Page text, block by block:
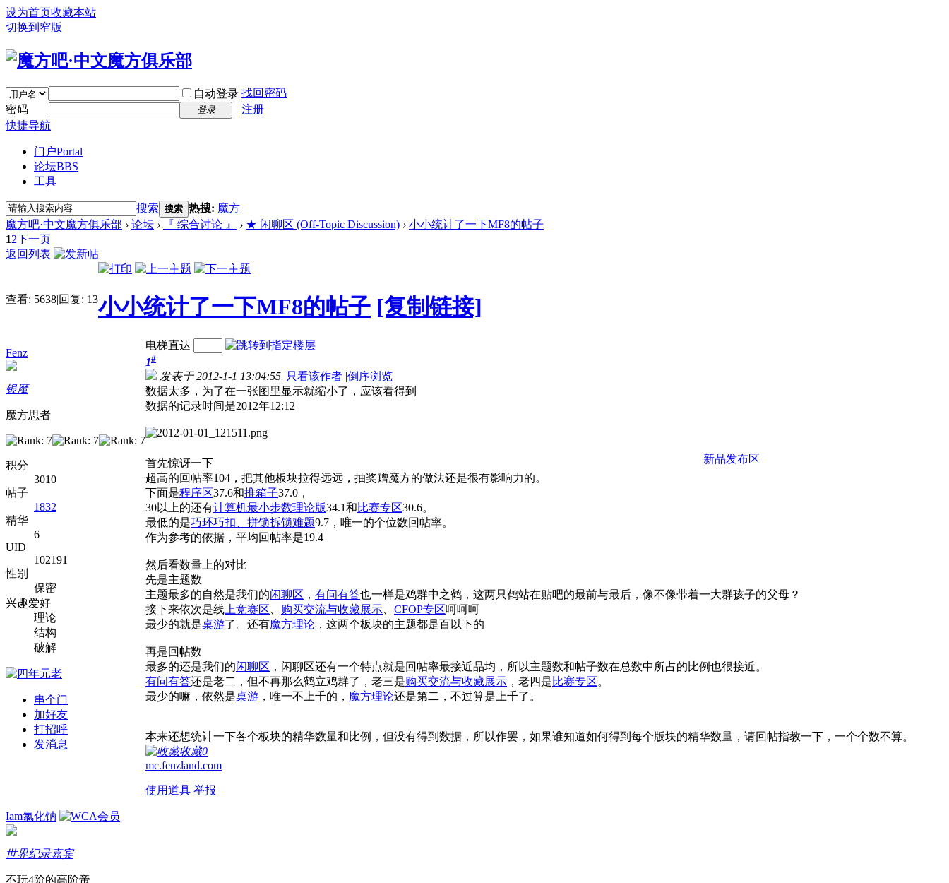
设为首页收藏本站
切换到窄版
自动登录 找回密码
密码
登录
注册
快捷导航
门户Portal
论坛BBS
工具
搜索 搜索 热搜: 魔方
魔方吧·中文魔方俱乐部 › 论坛 › 『 综合讨论 』 › ★ 闲聊区 (Off-Topic Discussion) › 小小统计了一下MF8的帖子
12下一页
返回列表
查看: 5638|回复: 13小小统计了一下MF8的帖子 [复制链接]
Fenz
银魔
魔方思者
积分
3010
帖子
1832
精华
6
UID
102191
性别
保密
兴趣爱好
理论
结构
破解
串个门
加好友
打招呼
发消息
电梯直达
1#
发表于 2012-1-1 13:04:55 |只看该作者 |倒序浏览
数据太多，为了在一张图里显示就缩小了，应该看得到
数据的记录时间是2012年12:12
首先惊讶一下
新品发布区
超高的回帖率104，把其他板块拉得远远，抽奖赠魔方的做法还是很有影响力的。
下面是程序区37.6和推箱子37.0，
30以上的还有计算机最小步数理论版34.1和比赛专区30.6。
最低的是巧环巧扣、拼锁拆锁难题9.7，唯一的个位数回帖率。
作为参考的依据，平均回帖率是19.4
然后看数量上的对比
先是主题数
主题最多的自然是我们的闲聊区 ， 有问有答也一样是鸡群中之鹤，这两只鹤站在贴吧的最前与最后，像不像带着一大群孩子的父母？
接下来依次是线 上竞赛区 购买交流与收藏展示 CFOP专区呵呵呵
最少的就是桌游了。还有魔方理论 ，这两个板块的主题都是百以下的
再是回帖数
最多的还是我们的闲聊区 ，闲聊区还有一个特点就是回帖率最接近品均，所以主题数和帖子数在总数中所占的比例也很接近。
有问有答还是老二，但不再那么鹤立鸡群了，老三是购买交流与收藏展示 ，老四是比赛专区。
最少的嘛，依然是桌游 ，唯一不上千的， 魔方理论还是第二，不过算是上千了。
本来还想统计一下各个板块的精华数量和比例，但没有得到数据，所以作罢，如果谁知道如何得到每个版块的精华数量，请回帖指教一下，一个个数不算。
收藏0
mc.fenzland.com
使用道具 举报
Iam氯化钠
世界纪录嘉宾
不玩4阶的高阶帝